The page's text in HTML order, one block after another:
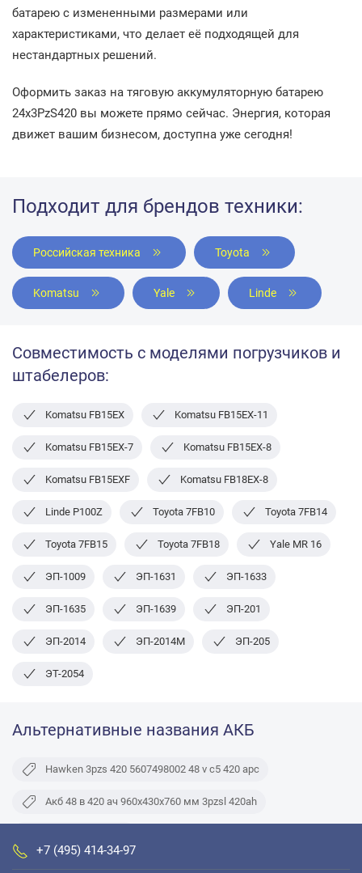
батарею с измененными размерами или
характеристиками, что делает её подходящей для
нестандартных решений.
Оформить заказ на тяговую аккумуляторную батарею
24x3PzS420 вы можете прямо сейчас. Энергия, которая
движет вашим бизнесом, доступна уже сегодня!
Подходит для брендов техники:
Российская техника Toyota
Komatsu Yale Linde
Совместимость с моделями погрузчиков и
штабелеров:
Komatsu FB15EX Komatsu FB15EX-11
Komatsu FB15EX-7 Komatsu FB15EX-8
Komatsu FB15EXF Komatsu FB18EX-8
Linde P100Z Toyota 7FB10 Toyota 7FB14
Toyota 7FB15 Toyota 7FB18 Yale MR 16
ЭП-1009 ЭП-1631 ЭП-1633
ЭП-1635 ЭП-1639 ЭП-201
ЭП-2014 ЭП-2014М ЭП-205
ЭТ-2054
Альтернативные названия АКБ
Hawken 3pzs 420 5607498002 48 v c5 420 apc
Акб 48 в 420 ач 960x430x760 мм 3pzsl 420ah
+7 (495) 414-34-97